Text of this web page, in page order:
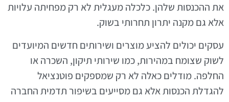
את ההכנסות שלהן. כלכלה מעגלית לא רק מפחיתה עלויות
אלא גם מקנה יתרון תחרותי בשוק.
עסקים יכולים להציע מוצרים ושירותים חדשים המיועדים
לשוק שצומח במהירות, כמו שירותי תיקון, השכרה או
החלפה. מודלים כאלה לא רק שמספקים פוטנציאל
להגדלת הכנסות אלא גם מסייעים בשיפור תדמית החברה